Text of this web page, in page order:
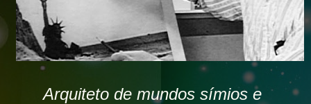
Arquiteto de mundos símios e